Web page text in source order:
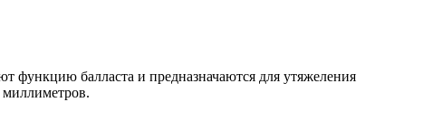
балласта и предназначаются для утяжеления
миллиметров.